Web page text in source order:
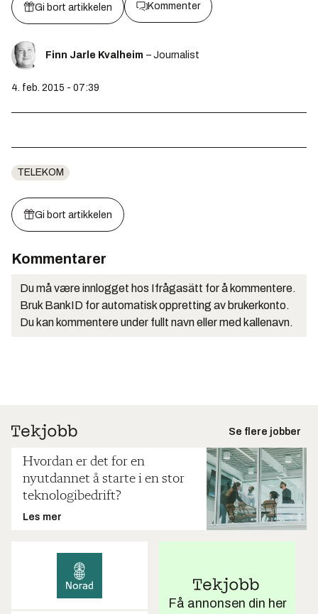
Gi bort artikkelen Kommenter
Finn Jarle Kvalheim – Journalist
4. feb. 2015 - 07:39
TELEKOM
Gi bort artikkelen
Kommentarer
Du må være innlogget hos Ifrågasätt for å kommentere.
Bruk BankID for automatisk oppretting av brukerkonto.
Du kan kommentere under fullt navn eller med kallenavn.
Se flere jobber
Hvordan er det for en
nyutdannet å starte i en stor
teknologibedrift?
Les mer
Få annonsen din her